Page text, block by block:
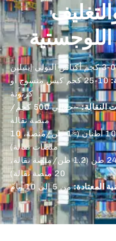
10-25 كجم كيس منسوج أو
كرتونة
النقالة:
~حوالي 500 كجم/
منصة نقالة
~10 أطنان (≈1 طن/منصة، 10
منصات نقالة)
~24 طن (1.2 طن/منصة نقالة،
20 منصة نقالة)
المعتادة:من 5 إلى 10 أيام